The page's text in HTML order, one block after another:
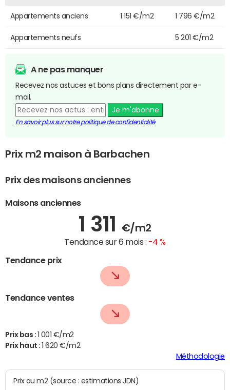
Appartements anciens 1 151 €/m2 1 796 €/m2
Appartements neufs 5 201 €/m2
A ne pas manquer
Recevez nos astuces et bons plans directement par e-
mail.
Je m'abonne
En savoir plus sur notre politique de confidentialité
Prix m2 maison à Barbachen
Prix des maisons anciennes
Maisons anciennes
1 311 €/m2
Tendance sur 6 mois : -4 %
Tendance prix
Tendance ventes
Prix bas :
1 001 €/m2
Prix haut :
1 620 €/m2
Méthodologie
Prix au m2 (source : estimations JDN)